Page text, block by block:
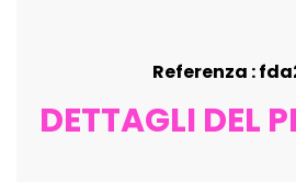
Referenza :
DETTAGLI DEL